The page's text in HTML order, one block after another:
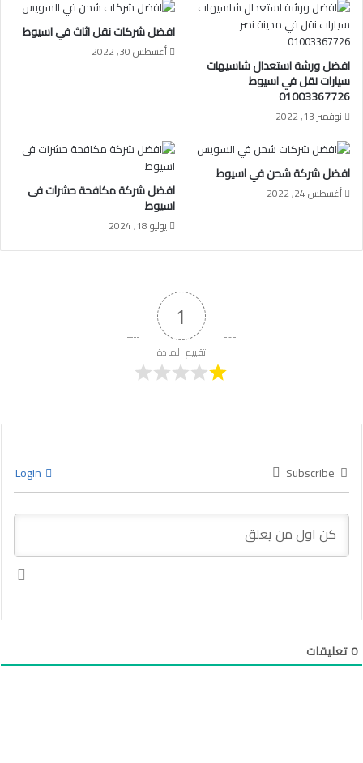
افضل ورشة استعدال شاسيهات
سيارات نقل في اسيوط
01003367726
نوفمبر 13, 2022
افضل شركات نقل اثاث في اسيوط
أغسطس 30, 2022
افضل شركة شحن في اسيوط
أغسطس 24, 2022 افضل شركة مكافحة حشرات فى
اسيوط
يوليو 18, 2024
1
تقييم المادة
Subscribe
0تعليقات